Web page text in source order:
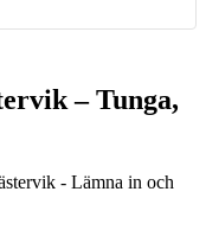
– Tunga,